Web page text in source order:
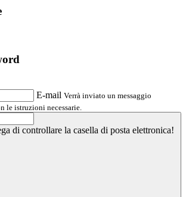
E-mail Verrà inviato un messaggio
le istruzioni necessarie.
di controllare la casella di posta elettronica!